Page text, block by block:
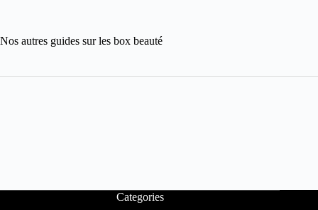
Nos autres guides sur les box beauté
Categories